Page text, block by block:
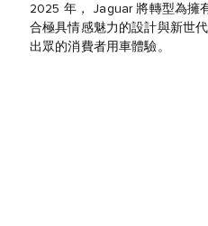
2025 年， Jaguar 將轉型為擁
合極具情感魅力的設計與新世
出眾的消費者用車體驗。